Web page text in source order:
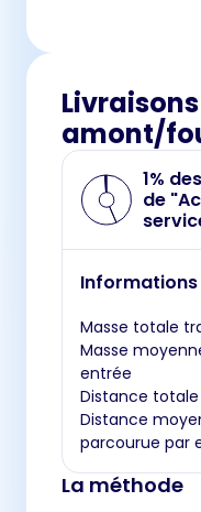
Livraisons
amont/
1%
de
Masse totale
Masse
entrée
Distance
Distance
parcourue par
La méthode